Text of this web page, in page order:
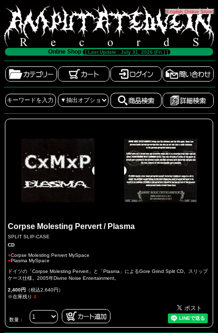
[English Online Store]
Online Shop [ Last Update : July 31, 2026 (Fri.) ]
Corpse Molesting Pervert / Plasma
SPLIT SLIP-CASE
CD
●Corpse Molesting Pervert MySpace
●Plasma MySpace
ドイツの「Corpse Molesting Pervert」と「Plasma」によるGore Grind Split CD。スリップ
ケース仕様。2005年Divine Noise Entertainment。
2,400円 （税込2,640円）
※在庫残り 4
数量：